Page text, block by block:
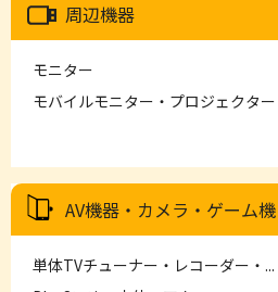
周辺機器
モニター
モバイルモニター・プロジェクター
AV機器・カメラ・ゲーム機
単体TVチューナー・レコーダー・...